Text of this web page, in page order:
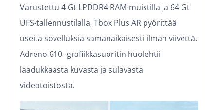
Varustettu 4 Gt LPDDR4 RAM-muistilla ja 64 Gt
UFS-tallennustilalla, Tbox Plus AR pyörittää
useita sovelluksia samanaikaisesti ilman viivettä.
Adreno 610 -grafiikkasuoritin huolehtii
laadukkaasta kuvasta ja sulavasta
videotoistosta.